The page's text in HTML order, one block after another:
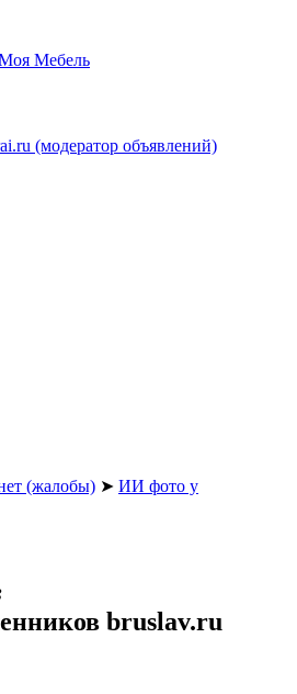
Мебель
(модератор объявлений)
(жалобы) ➤ ИИ фото у
bruslav.ru